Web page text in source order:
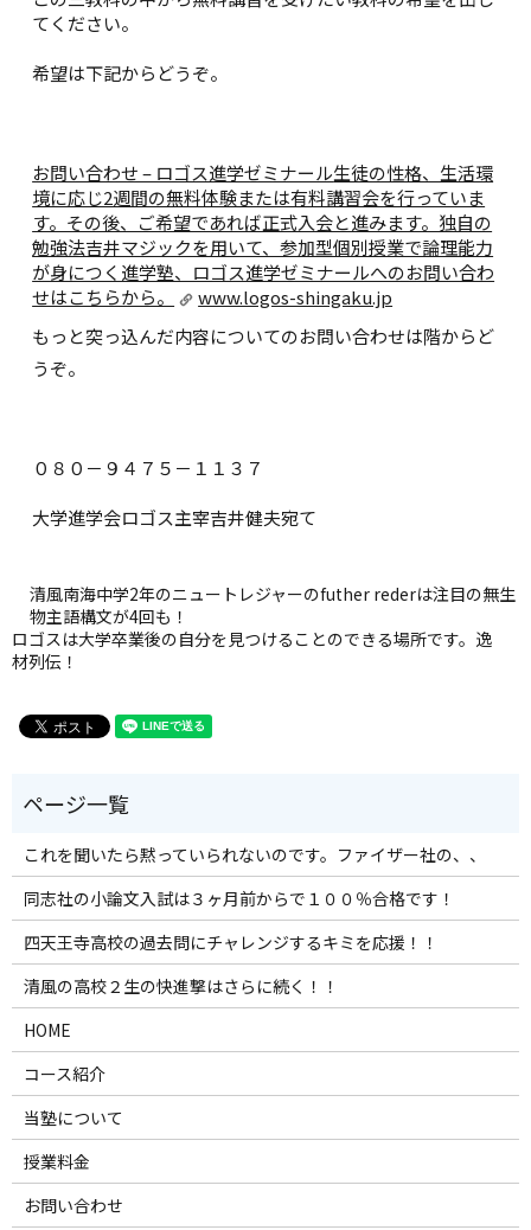
てください。
希望は下記からどうぞ。
お問い合わせ – ロゴス進学ゼミナール生徒の性格、生活環
境に応じ2週間の無料体験または有料講習会を行っていま
す。その後、ご希望であれば正式入会と進みます。独自の
勉強法吉井マジックを用いて、参加型個別授業で論理能力
が身につく進学塾、ロゴス進学ゼミナールへのお問い合わ
せはこちらから。
www.logos-shingaku.jp
もっと突っ込んだ内容についてのお問い合わせは階からど
うぞ。
０８０－９４７５－１１３７
大学進学会ロゴス主宰吉井健夫宛て
清風南海中学2年のニュートレジャーのfuther rederは注目の無生
物主語構文が4回も！
ロゴスは大学卒業後の自分を見つけることのできる場所です。逸
材列伝！
これを聞いたら黙っていられないのです。ファイザー社の、、
同志社の小論文入試は３ヶ月前からで１００％合格です！
四天王寺高校の過去問にチャレンジするキミを応援！！
清風の高校２生の快進撃はさらに続く！！
HOME
コース紹介
当塾について
授業料金
お問い合わせ